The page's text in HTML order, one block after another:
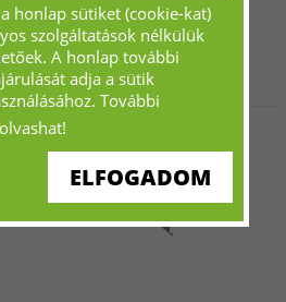
Kérjen ajánlatot!
honlap sütiket (cookie-kat)
szolgáltatások nélkülük
A honlap további
adja a sütik
További
olvashat!
ELFOGADOM